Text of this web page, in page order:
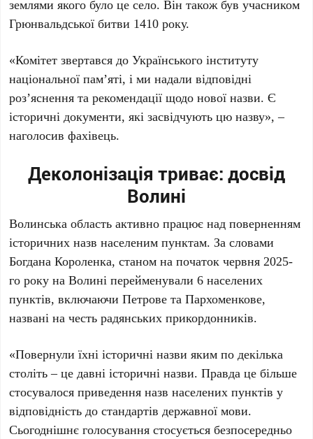
землями якого було це село. Він також був учасником
Грюнвальдської битви 1410 року.
«Комітет звертався до Українського інституту
національної пам’яті, і ми надали відповідні
роз’яснення та рекомендації щодо нової назви. Є
історичні документи, які засвідчують цю назву», –
наголосив фахівець.
Деколонізація триває: досвід
Волині
Волинська область активно працює над поверненням
історичних назв населеним пунктам. За словами
Богдана Короленка, станом на початок червня 2025-
го року на Волині перейменували 6 населених
пунктів, включаючи Петрове та Пархоменкове,
названі на честь радянських прикордонників.
«Повернули їхні історичні назви яким по декілька
століть – це давні історичні назви. Правда це більше
стосувалося приведення назв населених пунктів у
відповідність до стандартів державної мови.
Сьогоднішнє голосування стосується безпосередньо